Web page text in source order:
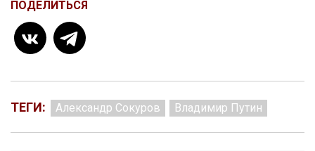
ПОДЕЛИТЬСЯ
ТЕГИ: Александр Сокуров Владимир Путин